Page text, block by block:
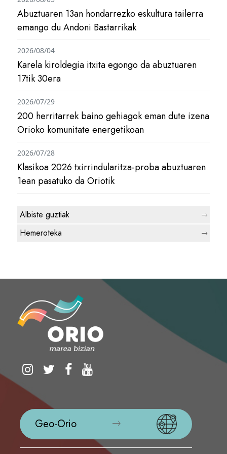
Abuztuaren 13an hondarrezko eskultura tailerra
emango du Andoni Bastarrikak
Karela kiroldegia itxita egongo da abuztuaren
17tik 30era
2026/08/04
200 herritarrek baino gehiagok eman dute izena
Orioko komunitate energetikoan
2026/07/29
Klasikoa 2026 txirrindularitza-proba abuztuaren
1ean pasatuko da Oriotik
2026/07/28
Albiste guztiak
Hemeroteka
Geo-Orio